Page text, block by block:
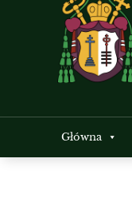
Główna